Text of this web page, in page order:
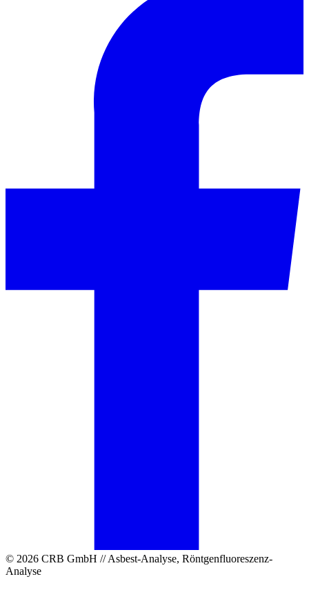
© 2026 CRB GmbH // Asbest-Analyse, Röntgenfluoreszenz-
Analyse